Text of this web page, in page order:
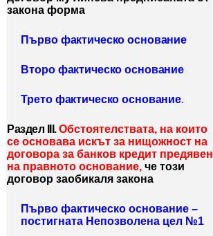
закона форма
Първо фактическо основание
Второ фактическо основание
Трето фактическо основание.
Раздел ІІІ.Обстоятелствата, на които
се основава искът за нищожност на
договора за банков кредит предявен
на правното основание,че този
договор заобикаля закона
Първо фактическо основание –
постигната Непозволена цел №1